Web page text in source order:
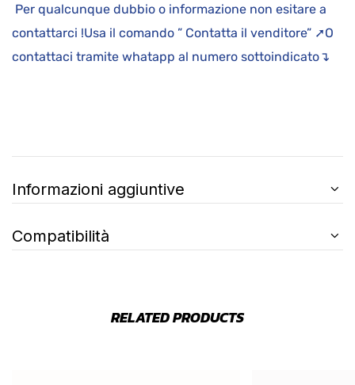
Per qualcunque dubbio o informazione non esitare a
contattarci !Usa il comando ” Contatta il venditore” ➚O
contattaci tramite whatapp al numero sottoindicato↴
Informazioni aggiuntive
Compatibilità
RELATED PRODUCTS